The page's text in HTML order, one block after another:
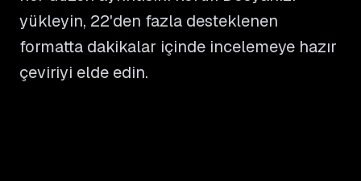
yükleyin, 22'den fazla desteklenen
formatta dakikalar içinde incelemeye hazır
çeviriyi elde edin.